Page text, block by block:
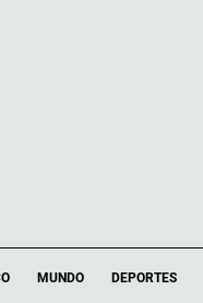
MUNDO DEPORTES